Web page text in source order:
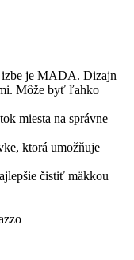
izbe je MADA. Dizajn
Môže byť ľahko
miesta na správne
ktorá umožňuje
čistiť mäkkou